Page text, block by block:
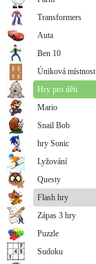
Transformers
Auta
Ben 10
Úniková místnost
Hry pro děti
Mario
Snail Bob
hry Sonic
Lyžování
Questy
Flash hry
Zápas 3 hry
Puzzle
Sudoku